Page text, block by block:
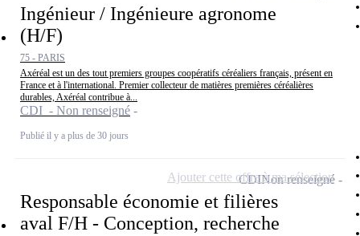
Ingénieur / Ingénieure agronome
(H/F)
75 - PARIS
Axéréal est un des tout premiers groupes coopératifs céréaliers français, présent en
France et à l'international. Premier collecteur de matières premières céréalières
durables, Axéréal contribue à...
CDI - Non renseigné
Publié il y a plus de 30 jours
Responsable économie et filières
aval F/H - Conception, recherche
CDINon renseigné
Ajouter cette offre à ma sélection